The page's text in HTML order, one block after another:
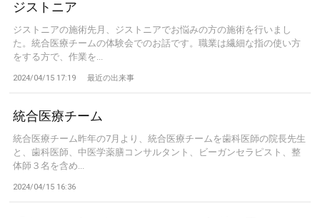
ジストニア
ジストニアの施術先月、ジストニアでお悩みの方の施術を行いまし
た。統合医療チームの体験会でのお話です。職業は繊細な指の使い方
をする方で、作業を...
2024/04/15 17:19 最近の出来事
統合医療チーム
統合医療チーム昨年の7月より、統合医療チームを歯科医師の院長先生
と、歯科医師、中医学薬膳コンサルタント、ビーガンセラピスト、整
体師３名を含め...
2024/04/15 16:36